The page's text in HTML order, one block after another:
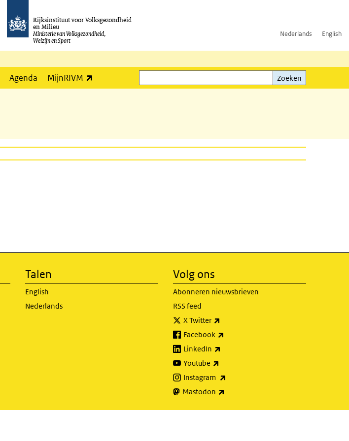
Rijksinstituut voor Volksgezondheid
en Milieu
Ministerie van Volksgezondheid,
Welzijn en Sport
Nederlands English
Agenda MijnRIVM
Zoeken
Zoeken
Talen
English
Nederlands
Volg ons
Abonneren nieuwsbrieven
RSS feed
X Twitter
Facebook
LinkedIn
Youtube
Instagram
Mastodon